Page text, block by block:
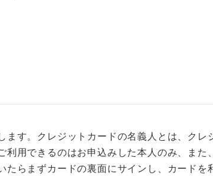
す。クレジットカードの名義人とは、クレ
用できるのはお申込みした本人のみ、また
らまずカードの裏面にサインし、カードを